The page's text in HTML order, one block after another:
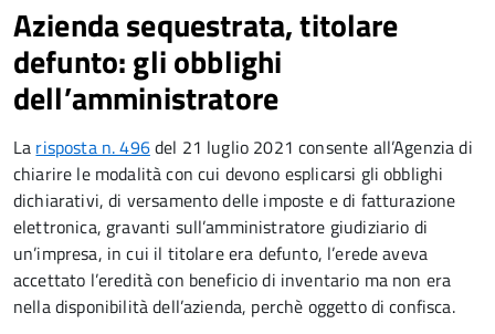
Azienda sequestrata, titolare
defunto: gli obblighi
dell’amministratore
La risposta n. 496del 21 luglio 2021 consente all’Agenzia di
chiarire le modalità con cui devono esplicarsi gli obblighi
dichiarativi, di versamento delle imposte e di fatturazione
elettronica, gravanti sull’amministratore giudiziario di
un’impresa, in cui il titolare era defunto, l’erede aveva
accettato l’eredità con beneficio di inventario ma non era
nella disponibilità dell’azienda, perchè oggetto di confisca.